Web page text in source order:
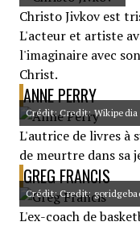
Christo Jivkov est
L'acteur et artiste
l'imaginaire avec
Christ.
ANNE PERRY
Crédit: Credit: Wikipedia
L'autrice de livres à
de meurtre dans sa
GREG FRANCIS
Crédit: Credit:
L'ex-coach de